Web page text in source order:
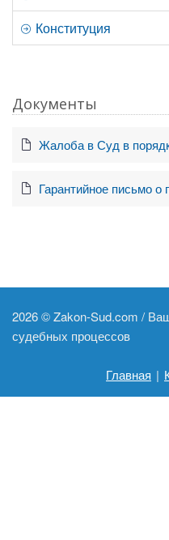
Конституция
Документы
Жалоба в Суд в
Гарантийное письмо
2026 ©Zakon-Sud.com /
судебных процессов
Главная |